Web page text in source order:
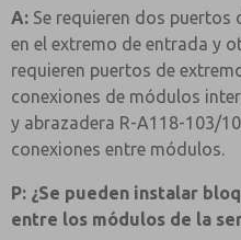
A: Se requieren dos
en el extremo de entrada y
requieren puertos de
conexiones de módulos
y abrazadera R-A118-103/
conexiones entre módulos.
P: ¿Se pueden instalar
entre los módulos de la